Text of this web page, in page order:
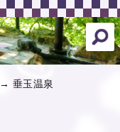
→ 垂玉温泉